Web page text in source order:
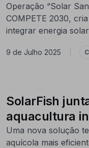
Operação “Solar
COMPETE 2030,
integrar energia
9 de Julho 2025
SolarFish
aquacultura
Uma nova solução
aquícola mais